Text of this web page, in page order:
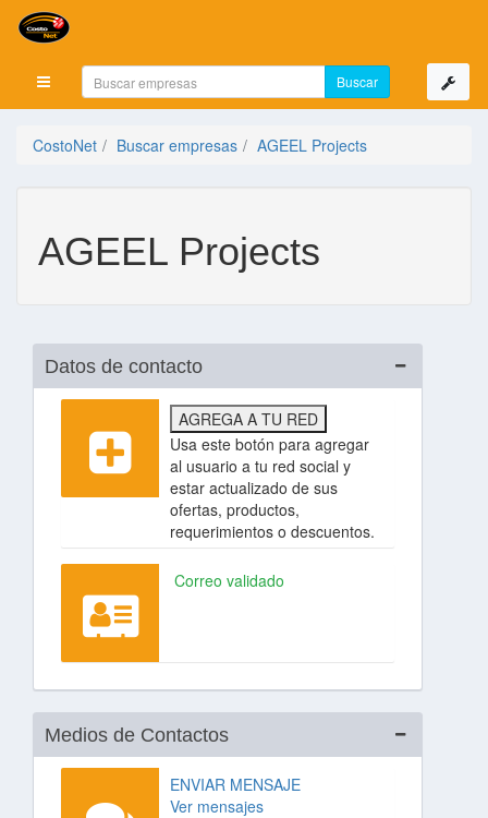
Mostrar menú
CostoNet Buscar empresas AGEEL Projects
AGEEL Projects
Datos de contacto
AGREGA A TU RED
Usa este botón para agregar
al usuario a tu red social y
estar actualizado de sus
ofertas, productos,
requerimientos o descuentos.
Correo validado
Medios de Contactos
ENVIAR MENSAJE
Ver mensajes